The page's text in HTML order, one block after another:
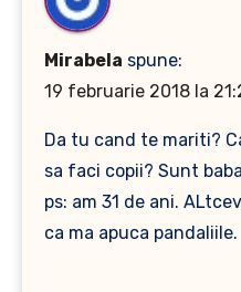
Mirabela spune:
19 februarie 2018 la
Da tu cand te mariti?
sa faci copii? Sunt
ps: am 31 de ani.
ca ma apuca pandaliile.